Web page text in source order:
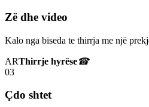
Zë dhe video
Kalo nga biseda te thirrja me një
ARThirrje hyrëse☎
03
Çdo shtet